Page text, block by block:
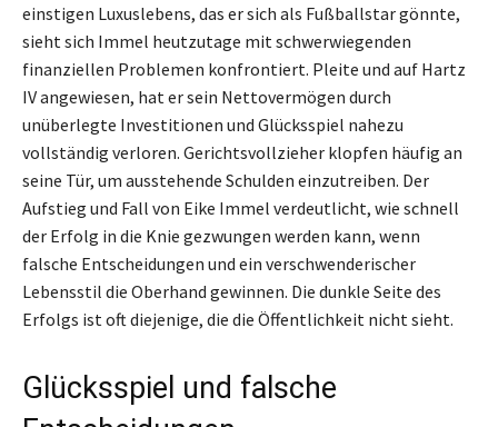
einstigen Luxuslebens, das er sich als Fußballstar gönnte,
sieht sich Immel heutzutage mit schwerwiegenden
finanziellen Problemen konfrontiert. Pleite und auf Hartz
IV angewiesen, hat er sein Nettovermögen durch
unüberlegte Investitionen und Glücksspiel nahezu
vollständig verloren. Gerichtsvollzieher klopfen häufig an
seine Tür, um ausstehende Schulden einzutreiben. Der
Aufstieg und Fall von Eike Immel verdeutlicht, wie schnell
der Erfolg in die Knie gezwungen werden kann, wenn
falsche Entscheidungen und ein verschwenderischer
Lebensstil die Oberhand gewinnen. Die dunkle Seite des
Erfolgs ist oft diejenige, die die Öffentlichkeit nicht sieht.
Glücksspiel und falsche